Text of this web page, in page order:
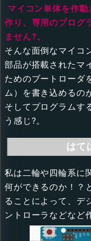
マイコン単体を作
作り、専用のプログ
ません?。
そんな面倒なマイコ
部品が搭載されたマ
ためのブートローダ
ム）を書き込めるの
そしてプログラムす
う感じ?。
はて
私は二輪や四輪系に
何ができるのか！？
ることによって、デ
ントローラなどなど